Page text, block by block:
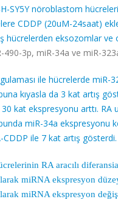
SY5Y nöroblastom
CDDP (20uM-24saat)
hücrelerden eksozomlar ve
3p, miR-34a ve miR-
ile hücrelerde
kıyasla da 3 kat artış
kat ekspresyonu arttı. RA
miR-34a ekspresyonu
ile 7 kat artış gösterdi.
RA aracılı
miRNA ekspresyon
miRNA ekspresyon